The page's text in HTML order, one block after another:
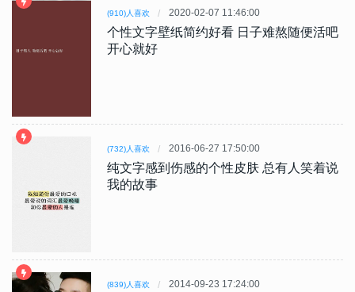
(910)人喜欢 2020-02-07 11:46:00
个性文字壁纸简约好看 日子难熬随便活吧
开心就好
(732)人喜欢 2016-06-27 17:50:00
纯文字感到伤感的个性皮肤 总有人笑着说
我的故事
(839)人喜欢 2014-09-23 17:24:00